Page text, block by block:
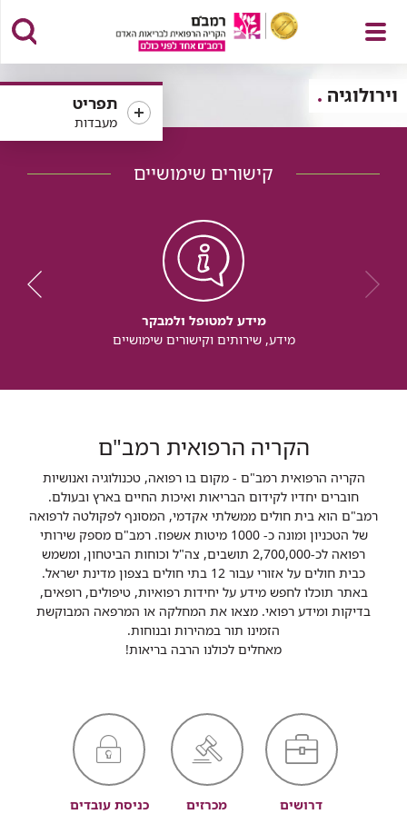
פתח
תפריט
תפריט
מעבדות
וירולוגיה
קישורים שימושיים
מידע למטופל ולמבקר
מידע, שירותים וקישורים שימושיים
הקריה הרפואית רמב"ם
הקריה הרפואית רמב"ם - מקום בו רפואה, טכנולוגיה ואנושיות
חוברים יחדיו לקידום הבריאות ואיכות החיים בארץ ובעולם.
רמב"ם הוא בית חולים ממשלתי אקדמי, המסונף לפקולטה לרפואה
של הטכניון ומונה כ- 1000 מיטות אשפוז. רמב"ם מספק שירותי
רפואה לכ-2,700,000 תושבים, צה"ל וכוחות הביטחון, ומשמש
כבית חולים על אזורי עבור 12 בתי חולים בצפון מדינת ישראל.
באתר תוכלו לחפש מידע על יחידות רפואיות, טיפולים, רופאים,
בדיקות ומידע רפואי. מצאו את המחלקה או המרפאה המבוקשת
הזמינו תור במהירות ובנוחות.
מאחלים לכולנו הרבה בריאות!
דרושים מכרזים כניסת עובדים